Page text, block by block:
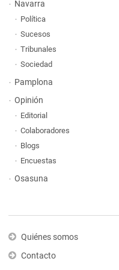
Navarra
Política
Sucesos
Tribunales
Sociedad
Pamplona
Opinión
Editorial
Colaboradores
Blogs
Encuestas
Osasuna
Quiénes somos
Contacto